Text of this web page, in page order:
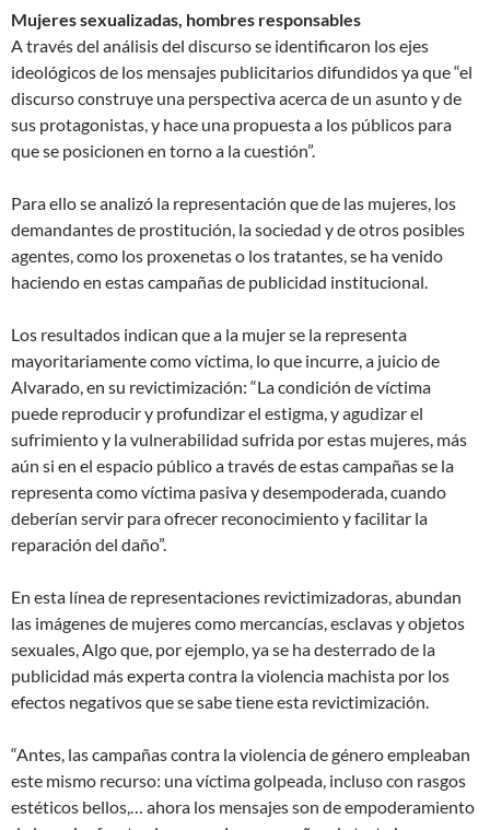
Mujeres sexualizadas, hombres responsables
A través del análisis del discurso se identificaron los ejes
ideológicos de los mensajes publicitarios difundidos ya que “el
discurso construye una perspectiva acerca de un asunto y de
sus protagonistas, y hace una propuesta a los públicos para
que se posicionen en torno a la cuestión”.
Para ello se analizó la representación que de las mujeres, los
demandantes de prostitución, la sociedad y de otros posibles
agentes, como los proxenetas o los tratantes, se ha venido
haciendo en estas campañas de publicidad institucional.
Los resultados indican que a la mujer se la representa
mayoritariamente como víctima, lo que incurre, a juicio de
Alvarado, en su revictimización: “La condición de víctima
puede reproducir y profundizar el estigma, y agudizar el
sufrimiento y la vulnerabilidad sufrida por estas mujeres, más
aún si en el espacio público a través de estas campañas se la
representa como víctima pasiva y desempoderada, cuando
deberían servir para ofrecer reconocimiento y facilitar la
reparación del daño”.
En esta línea de representaciones revictimizadoras, abundan
las imágenes de mujeres como mercancías, esclavas y objetos
sexuales, Algo que, por ejemplo, ya se ha desterrado de la
publicidad más experta contra la violencia machista por los
efectos negativos que se sabe tiene esta revictimización.
“Antes, las campañas contra la violencia de género empleaban
este mismo recurso: una víctima golpeada, incluso con rasgos
estéticos bellos,… ahora los mensajes son de empoderamiento